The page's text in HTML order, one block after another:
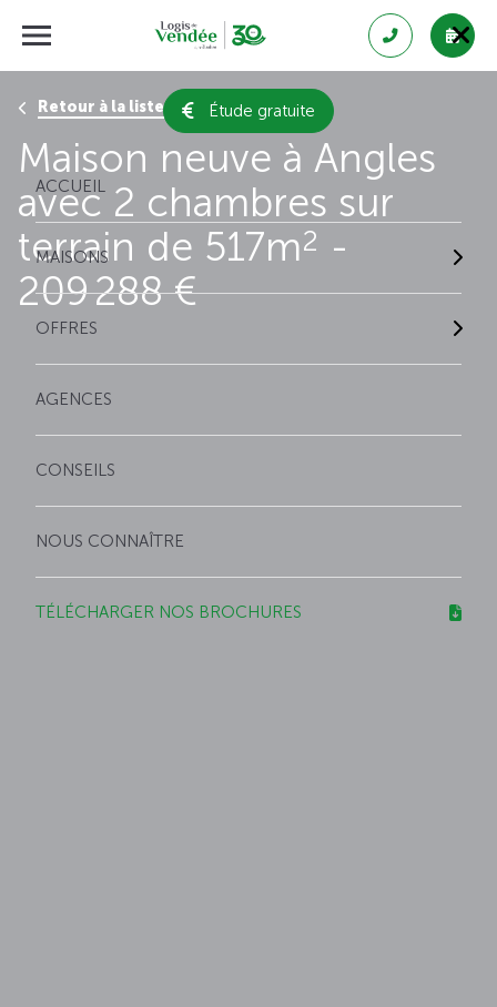
Étude gratuite
ACCUEIL
MAISONS
OFFRES
AGENCES
CONSEILS
NOUS CONNAÎTRE
TÉLÉCHARGER NOS BROCHURES
Retour à la liste des résultats
Maison neuve à Angles
avec 2 chambres sur
terrain de 517m2 -
209 288 €